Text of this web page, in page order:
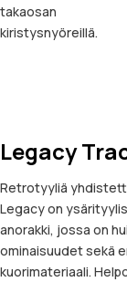
takaosan
kiristysnyöreillä.
Legacy
Retrotyyliä
Legacy on
anorakki, jossa on
ominaisuudet sekä
kuorimateriaali.